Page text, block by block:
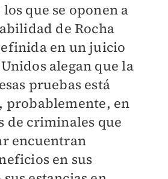
que se oponen a
de Rocha
en un juicio
alegan que la
pruebas está
probablemente, en
de criminales que
encuentran
en sus